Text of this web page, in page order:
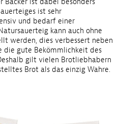
ist sehr
und bedarf einer
kann auch ohne
werden, dies verbessert neben
die gute Bekömmlichkeit des
gilt vielen Brotliebhabern
Brot als das einzig Wahre.